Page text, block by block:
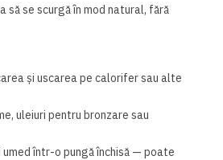
să se scurgă în mod natural, fără
și uscarea pe calorifer sau alte
uleiuri pentru bronzare sau
într-o pungă închisă — poate